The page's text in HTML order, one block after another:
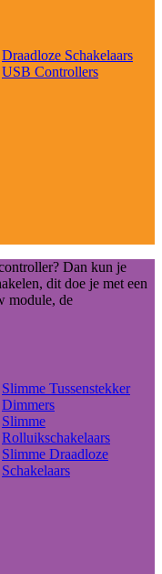
Draadloze Schakelaars
USB Controllers
Dan kun je
dit doe je met een
module, de
Slimme Tussenstekker
Dimmers
Slimme
Rolluikschakelaars
Slimme Draadloze
Schakelaars